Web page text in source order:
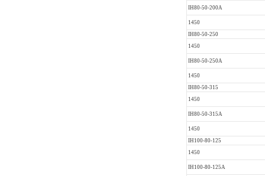
IH80-50-200A
1450
IH80-50-250
1450
IH80-50-250A
1450
IH80-50-315
1450
IH80-50-315A
1450
IH100-80-125
1450
IH100-80-125A